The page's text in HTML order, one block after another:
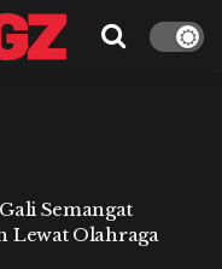
Semangat
Lewat Olahraga